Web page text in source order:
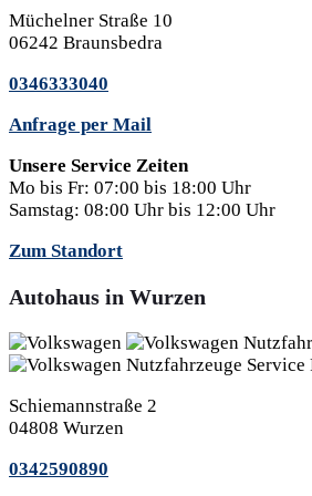
Müchelner Straße 10
06242 Braunsbedra
0346333040
Anfrage per Mail
Unsere Service Zeiten
Mo bis Fr: 07:00 bis 18:00 Uhr
Samstag: 08:00 Uhr bis 12:00 Uhr
Zum Standort
Autohaus in Wurzen
Schiemannstraße 2
04808 Wurzen
0342590890